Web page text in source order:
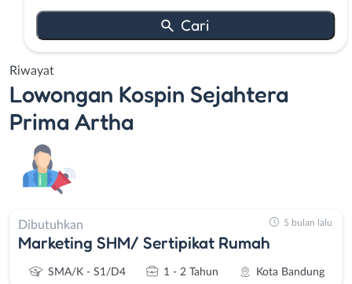
Riwayat
Lowongan Kospin Sejahtera
Prima Artha
Dibutuhkan
Marketing SHM/ Sertipikat Rumah
SMA/K - S1/D4 1 - 2 Tahun Kota Bandung
5 bulan lalu